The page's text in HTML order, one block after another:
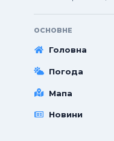
ОСНОВНЕ
Головна
Погода
Мапа
Новини